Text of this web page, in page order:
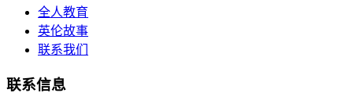
全人教育
英伦故事
联系我们
联系信息